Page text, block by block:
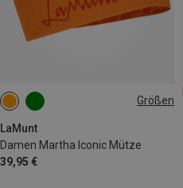
Größen
LaMunt
Damen Martha Iconic Mütze
39,95 €
ONE SIZE